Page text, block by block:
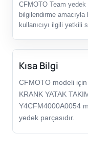
CFMOTO Team yedek
bilgilendirme
kullanıcıyı ilgili yetkili
Kısa Bilgi
CFMOTO modeli
KRANK YATAK
Y4CFM4000A0054
yedek parçasıdır.